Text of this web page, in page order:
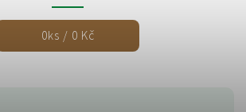
0ks / 0 Kč